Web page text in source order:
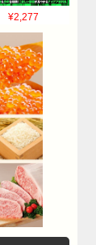
¥2,277